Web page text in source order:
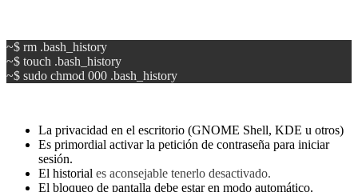
~$ rm .bash_history
~$ touch .bash_history
~$ sudo chmod 000 .bash_history
La privacidad en el escritorio (GNOME Shell, KDE u otros)
Es primordial activar la petición de contraseña para iniciar
sesión.
El historial es aconsejable tenerlo desactivado.
El bloqueo de pantalla debe estar en modo automático.